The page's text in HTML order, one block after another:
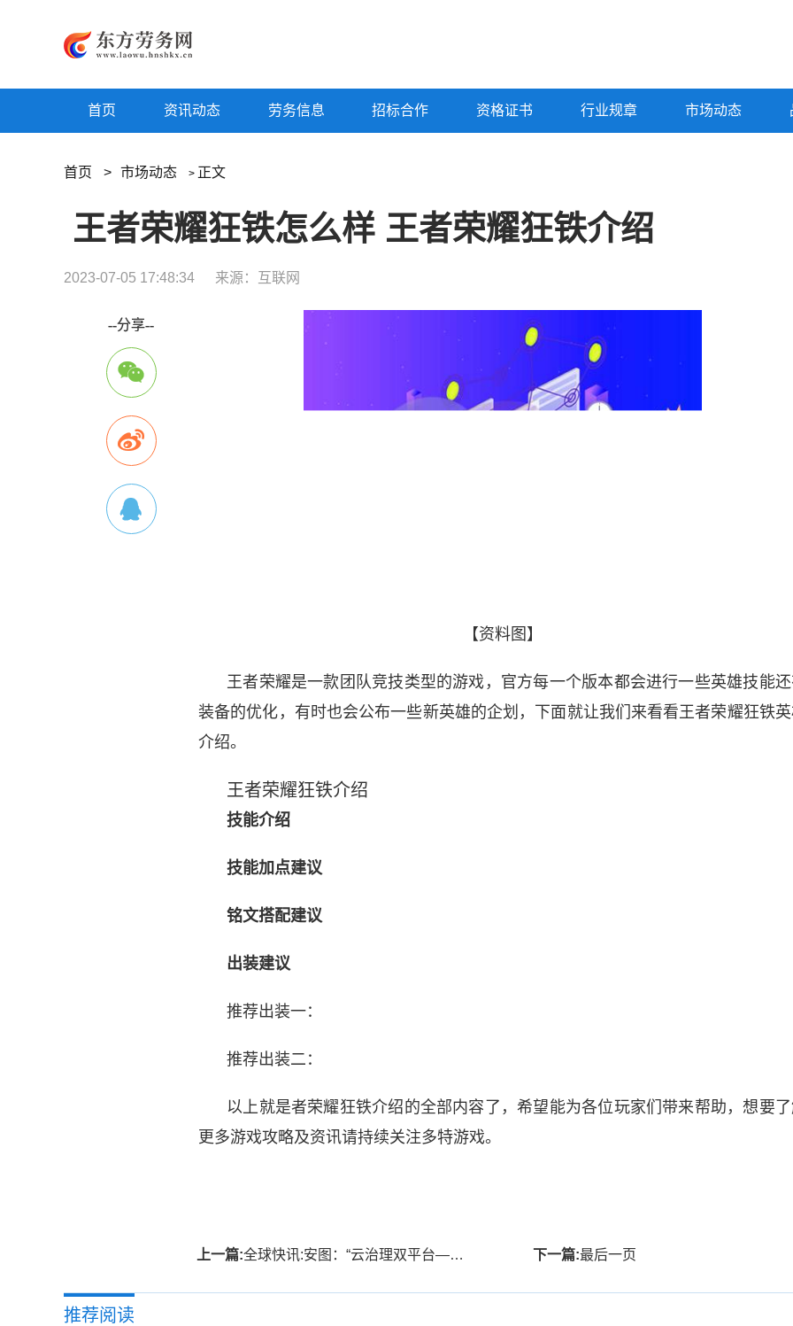
首页 资讯动态 劳务信息 招标合作 资格证书 行业规章 市场动态
首页 > 市场动态 > 正文
王者荣耀狂铁怎么样 王者荣耀狂铁介绍
2023-07-05 17:48:34 来源：互联网
--分享--
【资料图】
王者荣耀是一款团队竞技类型的游戏，官方每一个版本都会进行一些英雄技能
装备的优化，有时也会公布一些新英雄的企划，下面就让我们来看看王者荣耀狂铁
介绍。
王者荣耀狂铁介绍
技能介绍
技能加点建议
铭文搭配建议
出装建议
推荐出装一：
推荐出装二：
以上就是者荣耀狂铁介绍的全部内容了，希望能为各位玩家们带来帮助，想要
更多游戏攻略及资讯请持续关注多特游戏。
上一篇:全球快讯:安图：“云治理双平台—网格智云” 助力县域社会基层治理 下一篇:最后一页
推荐阅读